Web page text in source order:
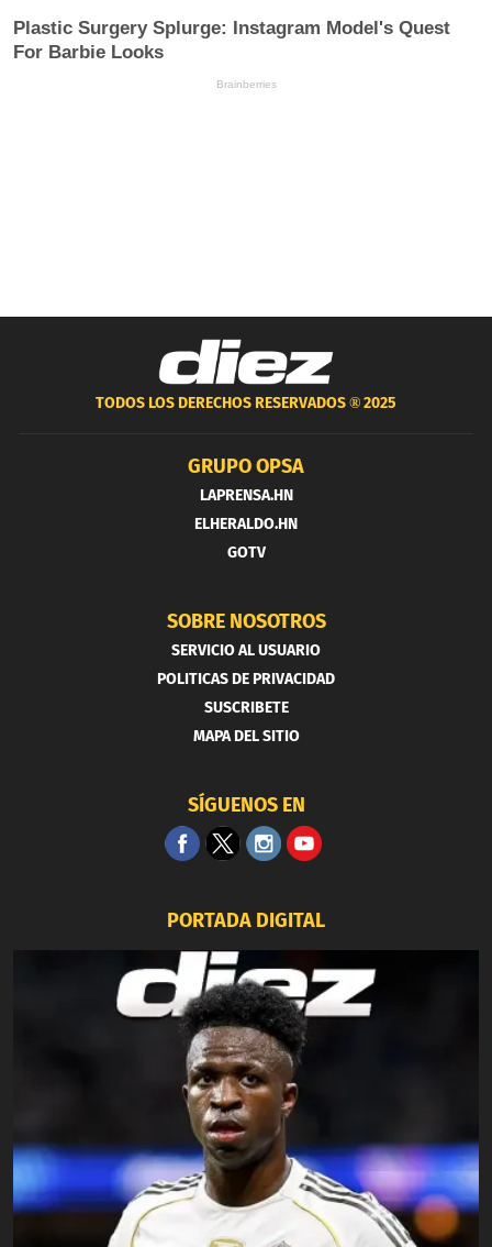
TODOS LOS DERECHOS RESERVADOS ®2025
GRUPO OPSA
LAPRENSA.HN
ELHERALDO.HN
GOTV
SOBRE NOSOTROS
SERVICIO AL USUARIO
POLITICAS DE PRIVACIDAD
SUSCRIBETE
MAPA DEL SITIO
SÍGUENOS EN
PORTADA DIGITAL